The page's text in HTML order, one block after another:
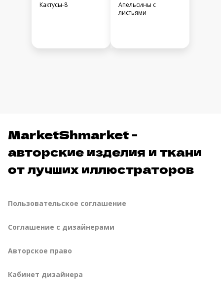
Кактусы-8
Апельсины с
листьями
MarketShmarket -
авторские изделия и ткани
от лучших иллюстраторов
Пользовательское соглашение
Соглашение с дизайнерами
Авторское право
Кабинет дизайнера